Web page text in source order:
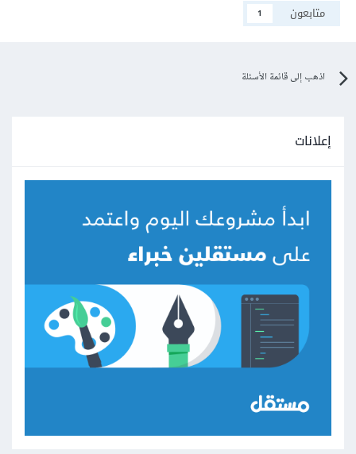
متابعون
1
اذهب إلى قائمة الأسئلة
إعلانات